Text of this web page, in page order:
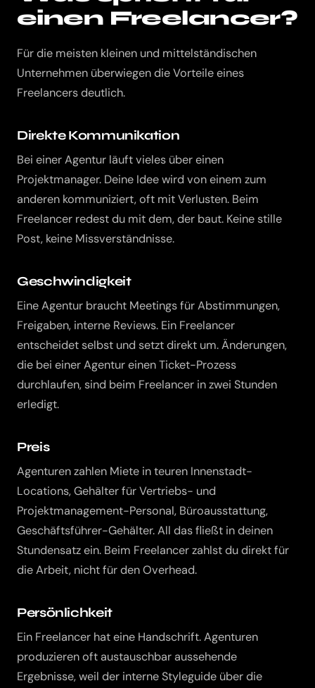
einen Freelancer?
Für die meisten kleinen und mittelständischen
Unternehmen überwiegen die Vorteile eines
Freelancers deutlich.
Direkte Kommunikation
Bei einer Agentur läuft vieles über einen
Projektmanager. Deine Idee wird von einem zum
anderen kommuniziert, oft mit Verlusten. Beim
Freelancer redest du mit dem, der baut. Keine stille
Post, keine Missverständnisse.
Geschwindigkeit
Eine Agentur braucht Meetings für Abstimmungen,
Freigaben, interne Reviews. Ein Freelancer
entscheidet selbst und setzt direkt um. Änderungen,
die bei einer Agentur einen Ticket-Prozess
durchlaufen, sind beim Freelancer in zwei Stunden
erledigt.
Preis
Agenturen zahlen Miete in teuren Innenstadt-
Locations, Gehälter für Vertriebs- und
Projektmanagement-Personal, Büroausstattung,
Geschäftsführer-Gehälter. All das fließt in deinen
Stundensatz ein. Beim Freelancer zahlst du direkt für
die Arbeit, nicht für den Overhead.
Persönlichkeit
Ein Freelancer hat eine Handschrift. Agenturen
produzieren oft austauschbar aussehende
Ergebnisse, weil der interne Styleguide über die